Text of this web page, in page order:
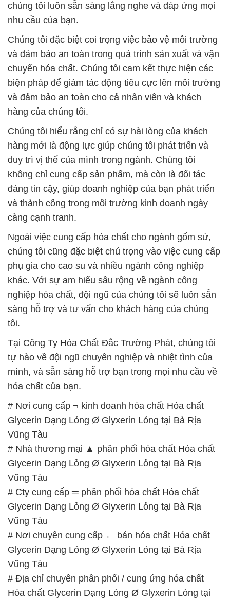
chúng tôi luôn sẵn sàng lắng nghe và đáp ứng mọi
nhu cầu của bạn.
Chúng tôi đặc biệt coi trọng việc bảo vệ môi trường
và đảm bảo an toàn trong quá trình sản xuất và vận
chuyển hóa chất. Chúng tôi cam kết thực hiện các
biện pháp để giảm tác động tiêu cực lên môi trường
và đảm bảo an toàn cho cả nhân viên và khách
hàng của chúng tôi.
Chúng tôi hiểu rằng chỉ có sự hài lòng của khách
hàng mới là động lực giúp chúng tôi phát triển và
duy trì vị thế của mình trong ngành. Chúng tôi
không chỉ cung cấp sản phẩm, mà còn là đối tác
đáng tin cậy, giúp doanh nghiệp của bạn phát triển
và thành công trong môi trường kinh doanh ngày
càng cạnh tranh.
Ngoài việc cung cấp hóa chất cho ngành gốm sứ,
chúng tôi cũng đặc biệt chú trọng vào việc cung cấp
phụ gia cho cao su và nhiều ngành công nghiệp
khác. Với sự am hiểu sâu rộng về ngành công
nghiệp hóa chất, đội ngũ của chúng tôi sẽ luôn sẵn
sàng hỗ trợ và tư vấn cho khách hàng của chúng
tôi.
Tại Công Ty Hóa Chất Đắc Trường Phát, chúng tôi
tự hào về đội ngũ chuyên nghiệp và nhiệt tình của
mình, và sẵn sàng hỗ trợ bạn trong mọi nhu cầu về
hóa chất của bạn.
# Nơi cung cấp ¬ kinh doanh hóa chất Hóa chất
Glycerin Dạng Lỏng Ø Glyxerin Lỏng tại Bà Rịa
Vũng Tàu
# Nhà thương mại ▲ phân phối hóa chất Hóa chất
Glycerin Dạng Lỏng Ø Glyxerin Lỏng tại Bà Rịa
Vũng Tàu
# Cty cung cấp ═ phân phối hóa chất Hóa chất
Glycerin Dạng Lỏng Ø Glyxerin Lỏng tại Bà Rịa
Vũng Tàu
# Nơi chuyên cung cấp ← bán hóa chất Hóa chất
Glycerin Dạng Lỏng Ø Glyxerin Lỏng tại Bà Rịa
Vũng Tàu
# Địa chỉ chuyên phân phối / cung ứng hóa chất
Hóa chất Glycerin Dạng Lỏng Ø Glyxerin Lỏng tại